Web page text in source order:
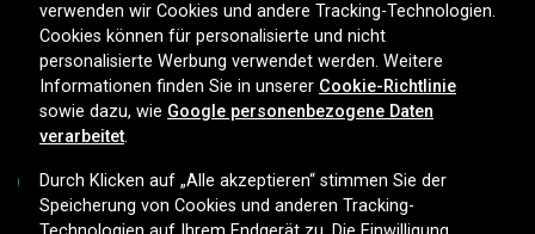
LIEFEROPTIONEN
verwenden wir Cookies und andere Tracking-Technologien.
Cookies können für personalisierte und nicht
personalisierte Werbung verwendet werden. Weitere
Informationen finden Sie in unserer Cookie-Richtlinie
sowie dazu, wie Google personenbezogene Daten
verarbeitet.
Durch Klicken auf „Alle akzeptieren“ stimmen Sie der
Speicherung von Cookies und anderen Tracking-